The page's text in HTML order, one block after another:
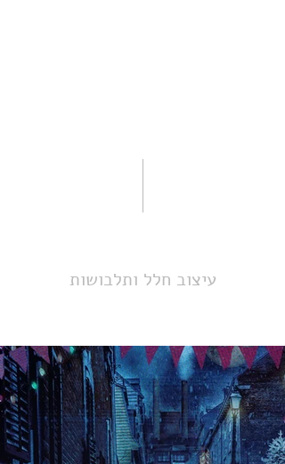
עיצוב חלל ותלבושות